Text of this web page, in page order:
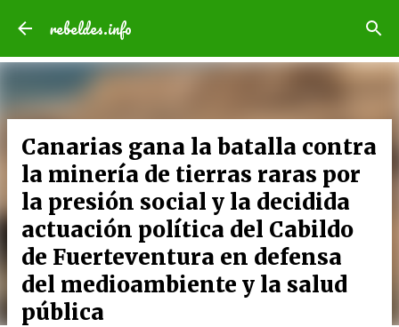
Ir al contenido principal
rebeldes.info
Canarias gana la batalla contra
la minería de tierras raras por
la presión social y la decidida
actuación política del Cabildo
de Fuerteventura en defensa
del medioambiente y la salud
pública